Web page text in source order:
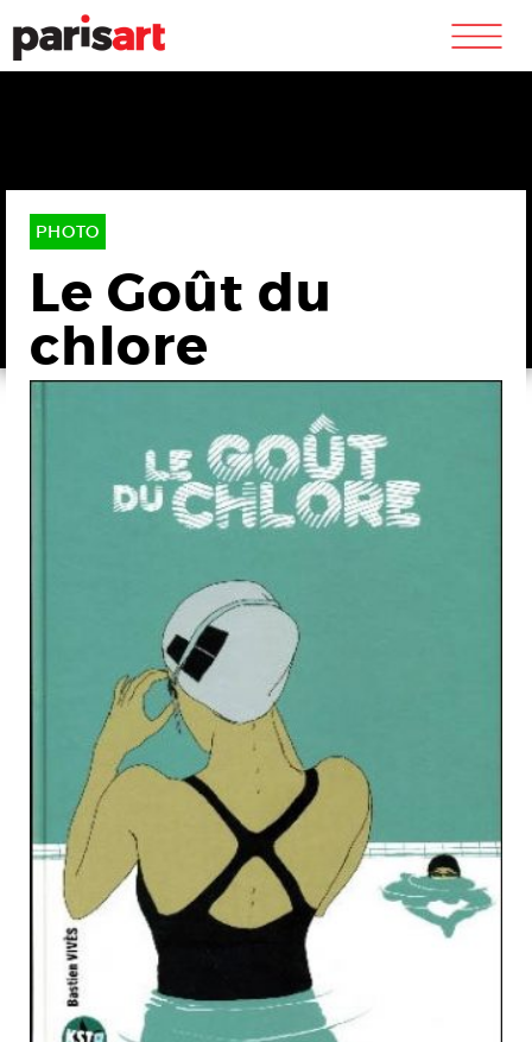
m
PHOTO
Le Goût du
chlore